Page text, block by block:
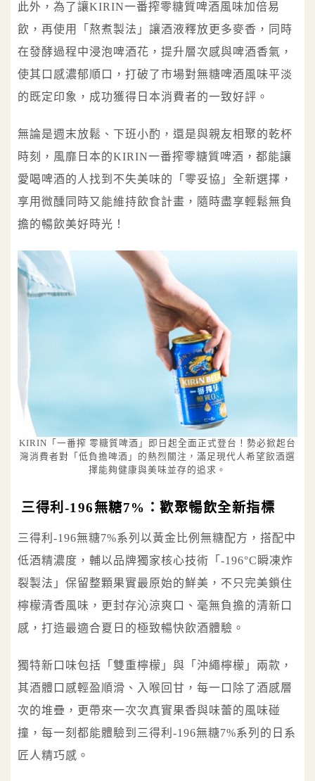
此外，為了讓KIRIN一番搾零糖質啤酒風味加倍易
飲，再使用「熬煮製法」讓酒液釋放更多麥香，同時
在發酵過程中浸泡啤酒花，提升層次感與啤酒香氣，
使其口感濃郁順口，打破了市場對無糖啤酒風味平淡
的既定印象，成功獲得日本消費者的一致好評。
無論是週末放鬆、下班小酌，還是與親友相聚的乾杯
時刻，風靡日本的KIRIN一番搾零糖質啤酒，都能讓
愛喝啤酒的人找到不失美味的「零妥協」全新選擇，
享用微醺同時又能維持飲食計畫，隨時盡享輕鬆無負
擔的暢飲美好時光！
KIRIN「一番搾 零糖質啤酒」即日起全面正式登台！勢必掀起台
灣消費者對「低負擔啤酒」的熱烈關注，滿足現代人希望飲酒選
擇能夠健康與美味並存的追求。
三得利-196無糖7%：歡聚暢飲全新指標
三得利-196無糖7%系列以黃金比例無糖配方，搭配中
低酒精濃度，輔以品牌獨家核心技術「-196°C瞬凍炸
裂製法」保留整顆果實最原始的鮮美，不只完美鎖住
檸檬清香風味，更封存沁涼爽口、毫無負擔的清新口
感，打造最適合夏日的極致暢快飲酒體驗。
獨特新口味包括「雙重檸檬」與「沖繩檸檬」兩款，
其酒體口感輕盈順滑、入喉回甘，每一口除了酒感層
次的堆疊，更帶來一次次真實果香與味蕾的風味碰
撞，每一刻都能體驗到三得利-196無糖7%系列的日系
匠人精巧感。